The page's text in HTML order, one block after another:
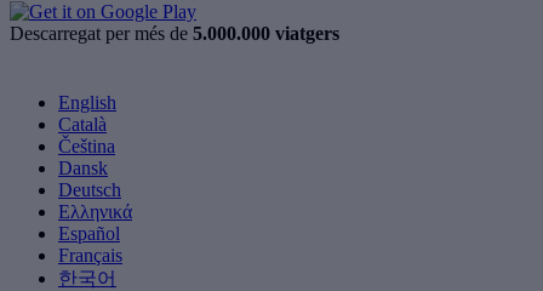
Descarregat per més de 5.000.000 viatgers
English
Català
Čeština
Dansk
Deutsch
Ελληνικά
Español
Français
한국어